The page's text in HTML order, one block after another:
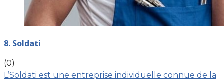
8. Soldati
(0)
L’Soldati est une entreprise individuelle connue de la